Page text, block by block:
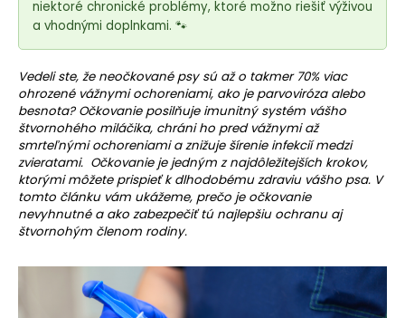
niektoré chronické problémy, ktoré možno riešiť výživou
a vhodnými doplnkami. 🐾
Vedeli ste, že neočkované psy sú až o takmer 70% viac
ohrozené vážnymi ochoreniami, ako je parvoviróza alebo
besnota? Očkovanie posilňuje imunitný systém vášho
štvornohého miláčika, chráni ho pred vážnymi až
smrteľnými ochoreniami a znižuje šírenie infekcií medzi
zvieratami. Očkovanie je jedným z najdôležitejších krokov,
ktorými môžete prispieť k dlhodobému zdraviu vášho psa. V
tomto článku vám ukážeme, prečo je očkovanie
nevyhnutné a ako zabezpečiť tú najlepšiu ochranu aj
štvornohým členom rodiny.
á
j
s
ť
?
HĽADAŤ